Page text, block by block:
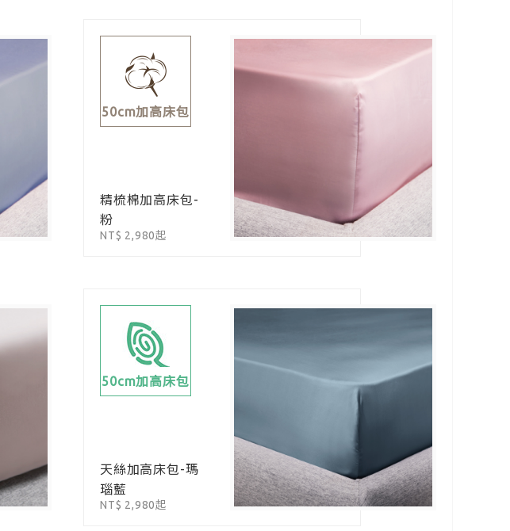
50cm加高床包
精梳棉加高床包-
粉
NT$ 2,980起
50cm加高床包
天絲加高床包-瑪
瑙藍
NT$ 2,980起